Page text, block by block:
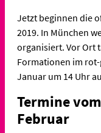
Jetzt beginnen die
2019. In München
organisiert. Vor Ort
Formationen im
Januar um 14 Uhr
Termine
Februar